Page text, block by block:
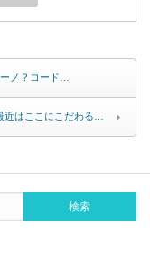
ノ？コード…
近はここにこだわる…